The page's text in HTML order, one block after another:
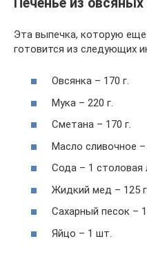
Эта выпечка, которую
готовится из следующих
Овсянка – 170 г.
Мука – 220 г.
Сметана – 170 г.
Масло сливочное –
Сода – 1 столовая
Жидкий мед – 125
Сахарный песок –
Яйцо – 1 шт.